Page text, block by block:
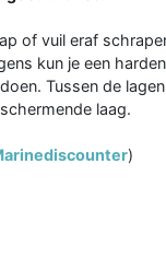
of vuil eraf
kun je een
Tussen de
laag.
)